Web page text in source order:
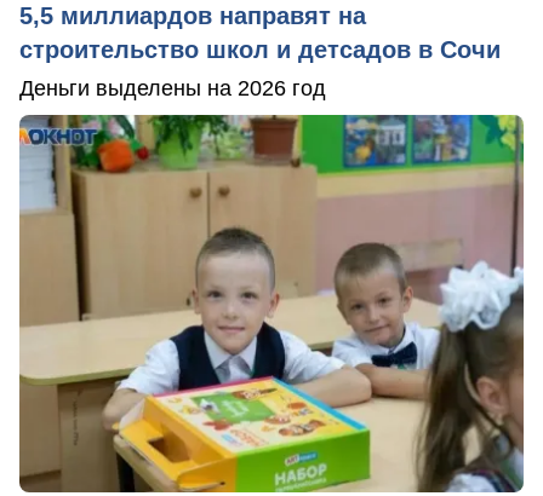
5,5 миллиардов направят на
строительство школ и детсадов в Сочи
Деньги выделены на 2026 год